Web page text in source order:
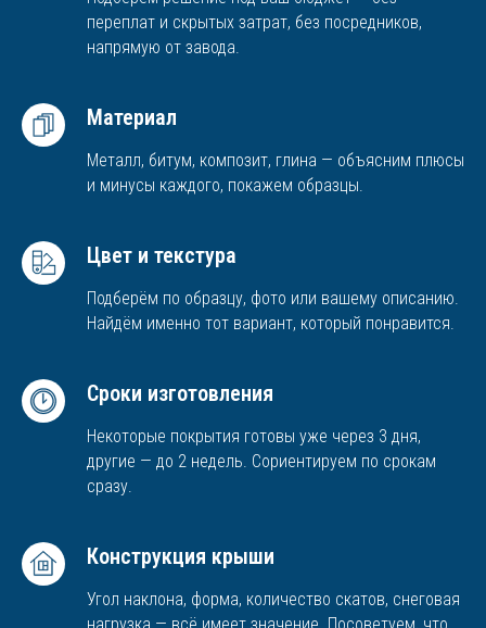
переплат и скрытых затрат, без посредников,
напрямую от завода.
Материал
Металл, битум, композит, глина — объясним плюсы
и минусы каждого, покажем образцы.
Цвет и текстура
Подберём по образцу, фото или вашему описанию.
Найдём именно тот вариант, который понравится.
Сроки изготовления
Некоторые покрытия готовы уже через 3 дня,
другие — до 2 недель. Сориентируем по срокам
сразу.
Конструкция крыши
Угол наклона, форма, количество скатов, снеговая